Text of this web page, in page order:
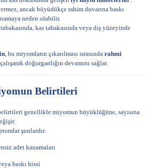
ancak büyüdükçe rahim duvarına baskı
neden olabilir.
kas tabakasında veya dış yüzeyinde
, bu miyomların çıkarılması sırasındarahmi
doğurganlığın devamını sağlar.
Belirtileri
genellikle miyomun büyüklüğüne, sayısına
şunlardır:
adet kanamaları
baskı hissi